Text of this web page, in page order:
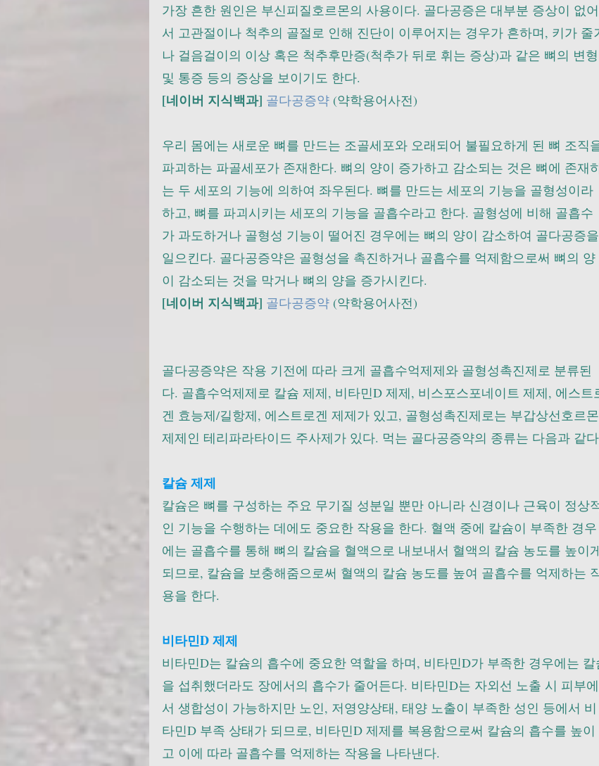
가장 흔한 원인은 부신피질호르몬의 사용이다. 골다공증은 대부분 증상이 없어
서 고관절이나 척추의 골절로 인해 진단이 이루어지는 경우가 흔하며, 키가 줄
나 걸음걸이의 이상 혹은 척추후만증(척추가 뒤로 휘는 증상)과 같은 뼈의 변형
및 통증 등의 증상을 보이기도 한다.
[네이버 지식백과] 골다공증약 (약학용어사전)
우리 몸에는 새로운 뼈를 만드는 조골세포와 오래되어 불필요하게 된 뼈 조직
파괴하는 파골세포가 존재한다. 뼈의 양이 증가하고 감소되는 것은 뼈에 존재
는 두 세포의 기능에 의하여 좌우된다. 뼈를 만드는 세포의 기능을 골형성이라
하고, 뼈를 파괴시키는 세포의 기능을 골흡수라고 한다. 골형성에 비해 골흡수
가 과도하거나 골형성 기능이 떨어진 경우에는 뼈의 양이 감소하여 골다공증을
일으킨다. 골다공증약은 골형성을 촉진하거나 골흡수를 억제함으로써 뼈의 양
이 감소되는 것을 막거나 뼈의 양을 증가시킨다.
[네이버 지식백과] 골다공증약 (약학용어사전)
골다공증약은 작용 기전에 따라 크게 골흡수억제제와 골형성촉진제로 분류된
다. 골흡수억제제로 칼슘 제제, 비타민D 제제, 비스포스포네이트 제제, 에스트
겐 효능제/길항제, 에스트로겐 제제가 있고, 골형성촉진제로는 부갑상선호르몬
제제인 테리파라타이드 주사제가 있다. 먹는 골다공증약의 종류는 다음과 같
칼슘 제제
칼슘은 뼈를 구성하는 주요 무기질 성분일 뿐만 아니라 신경이나 근육이 정상
인 기능을 수행하는 데에도 중요한 작용을 한다. 혈액 중에 칼슘이 부족한 경우
에는 골흡수를 통해 뼈의 칼슘을 혈액으로 내보내서 혈액의 칼슘 농도를 높이
되므로, 칼슘을 보충해줌으로써 혈액의 칼슘 농도를 높여 골흡수를 억제하는
용을 한다.
비타민D 제제
비타민D는 칼슘의 흡수에 중요한 역할을 하며, 비타민D가 부족한 경우에는 칼
을 섭취했더라도 장에서의 흡수가 줄어든다. 비타민D는 자외선 노출 시 피부에
서 생합성이 가능하지만 노인, 저영양상태, 태양 노출이 부족한 성인 등에서 비
타민D 부족 상태가 되므로, 비타민D 제제를 복용함으로써 칼슘의 흡수를 높이
고 이에 따라 골흡수를 억제하는 작용을 나타낸다.